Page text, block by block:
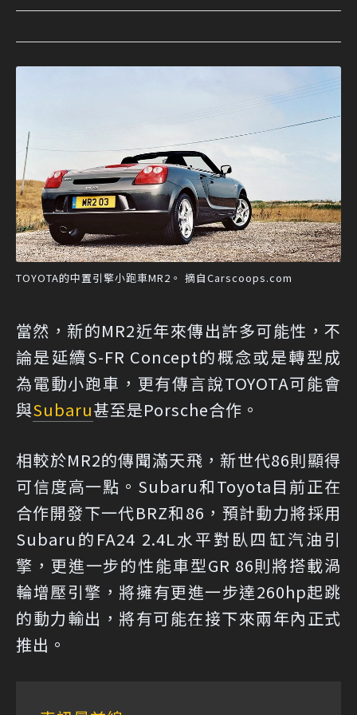
TOYOTA的中置引擎小跑車MR2。 摘自Carscoops.com
當然，新的MR2近年來傳出許多可能性，不
論是延續S-FR Concept的概念或是轉型成
為電動小跑車，更有傳言說TOYOTA可能會
與Subaru甚至是Porsche合作。
相較於MR2的傳聞滿天飛，新世代86則顯得
可信度高一點。Subaru和Toyota目前正在
合作開發下一代BRZ和86，預計動力將採用
Subaru的FA24 2.4L水平對臥四缸汽油引
擎，更進一步的性能車型GR 86則將搭載渦
輪增壓引擎，將擁有更進一步達260hp起跳
的動力輸出，將有可能在接下來兩年內正式
推出。